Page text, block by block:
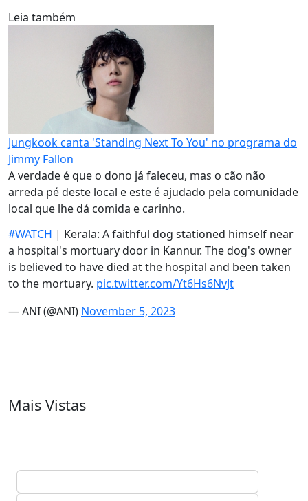
Leia também
Jungkook canta 'Standing Next To You' no programa do
Jimmy Fallon
A verdade é que o dono já faleceu, mas o cão não
arreda pé deste local e este é ajudado pela comunidade
local que lhe dá comida e carinho.
#WATCH | Kerala: A faithful dog stationed himself near
a hospital's mortuary door in Kannur. The dog's owner
is believed to have died at the hospital and been taken
to the mortuary. pic.twitter.com/Yt6Hs6NvJt
— ANI (@ANI) November 5, 2023
Mais Vistas